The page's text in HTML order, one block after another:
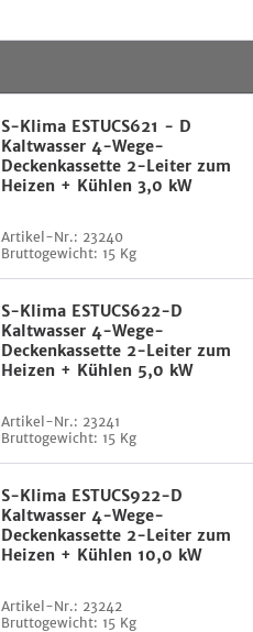
S-Klima ESTUCS621 - D
Kaltwasser 4-Wege-
Deckenkassette 2-Leiter zum
Heizen + Kühlen 3,0 kW
Artikel-Nr.: 23240
Bruttogewicht: 15 Kg
S-Klima ESTUCS622-D
Kaltwasser 4-Wege-
Deckenkassette 2-Leiter zum
Heizen + Kühlen 5,0 kW
Artikel-Nr.: 23241
Bruttogewicht: 15 Kg
S-Klima ESTUCS922-D
Kaltwasser 4-Wege-
Deckenkassette 2-Leiter zum
Heizen + Kühlen 10,0 kW
Artikel-Nr.: 23242
Bruttogewicht: 15 Kg